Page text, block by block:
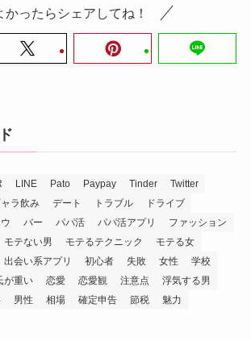
かったらシェアしてね！
LINE Pato Paypay Tinder
Twitter
ラ飲み デート トラブル
ドライブ
バー パパ活 パパ活アプリ
ファッション
モテない男 モテるテクニック
モテる女
出会い系アプリ 初心者 失敗 女性
学校
が重い 恋愛 恋愛観 注意点
浮気する男
男性 相場 確定申告 節税 魅力